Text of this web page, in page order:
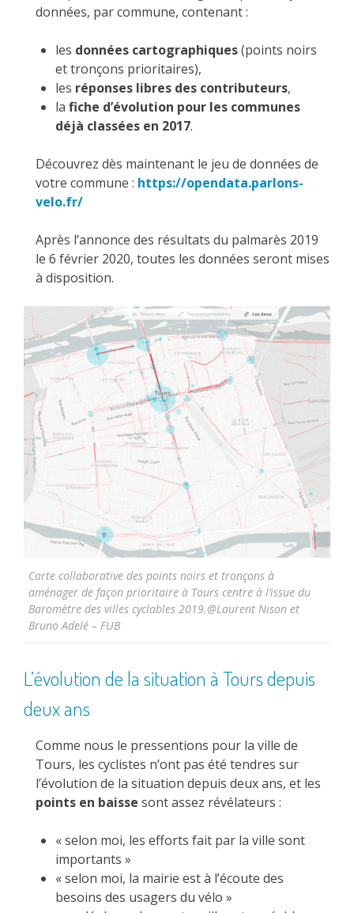
données, par commune, contenant :
les données cartographiques(points noirs
et tronçons prioritaires),
les réponses libres des contributeurs,
la fiche d’évolution pour les communes
déjà classées en 2017.
Découvrez dès maintenant le jeu de données de
votre commune : https://opendata.parlons-
velo.fr/
Après l’annonce des résultats du palmarès 2019
le 6 février 2020, toutes les données seront mises
à disposition.
Carte collaborative des points noirs et tronçons à
aménager de façon prioritaire à Tours centre à l’issue du
Baromètre des villes cyclables 2019.@Laurent Nison et
Bruno Adelé – FUB
L’évolution de la situation à Tours depuis
deux ans
Comme nous le pressentions pour la ville de
Tours, les cyclistes n’ont pas été tendres sur
l’évolution de la situation depuis deux ans, et les
points en baisse sont assez révélateurs :
« selon moi, les efforts fait par la ville sont
importants »
« selon moi, la mairie est à l’écoute des
besoins des usagers du vélo »